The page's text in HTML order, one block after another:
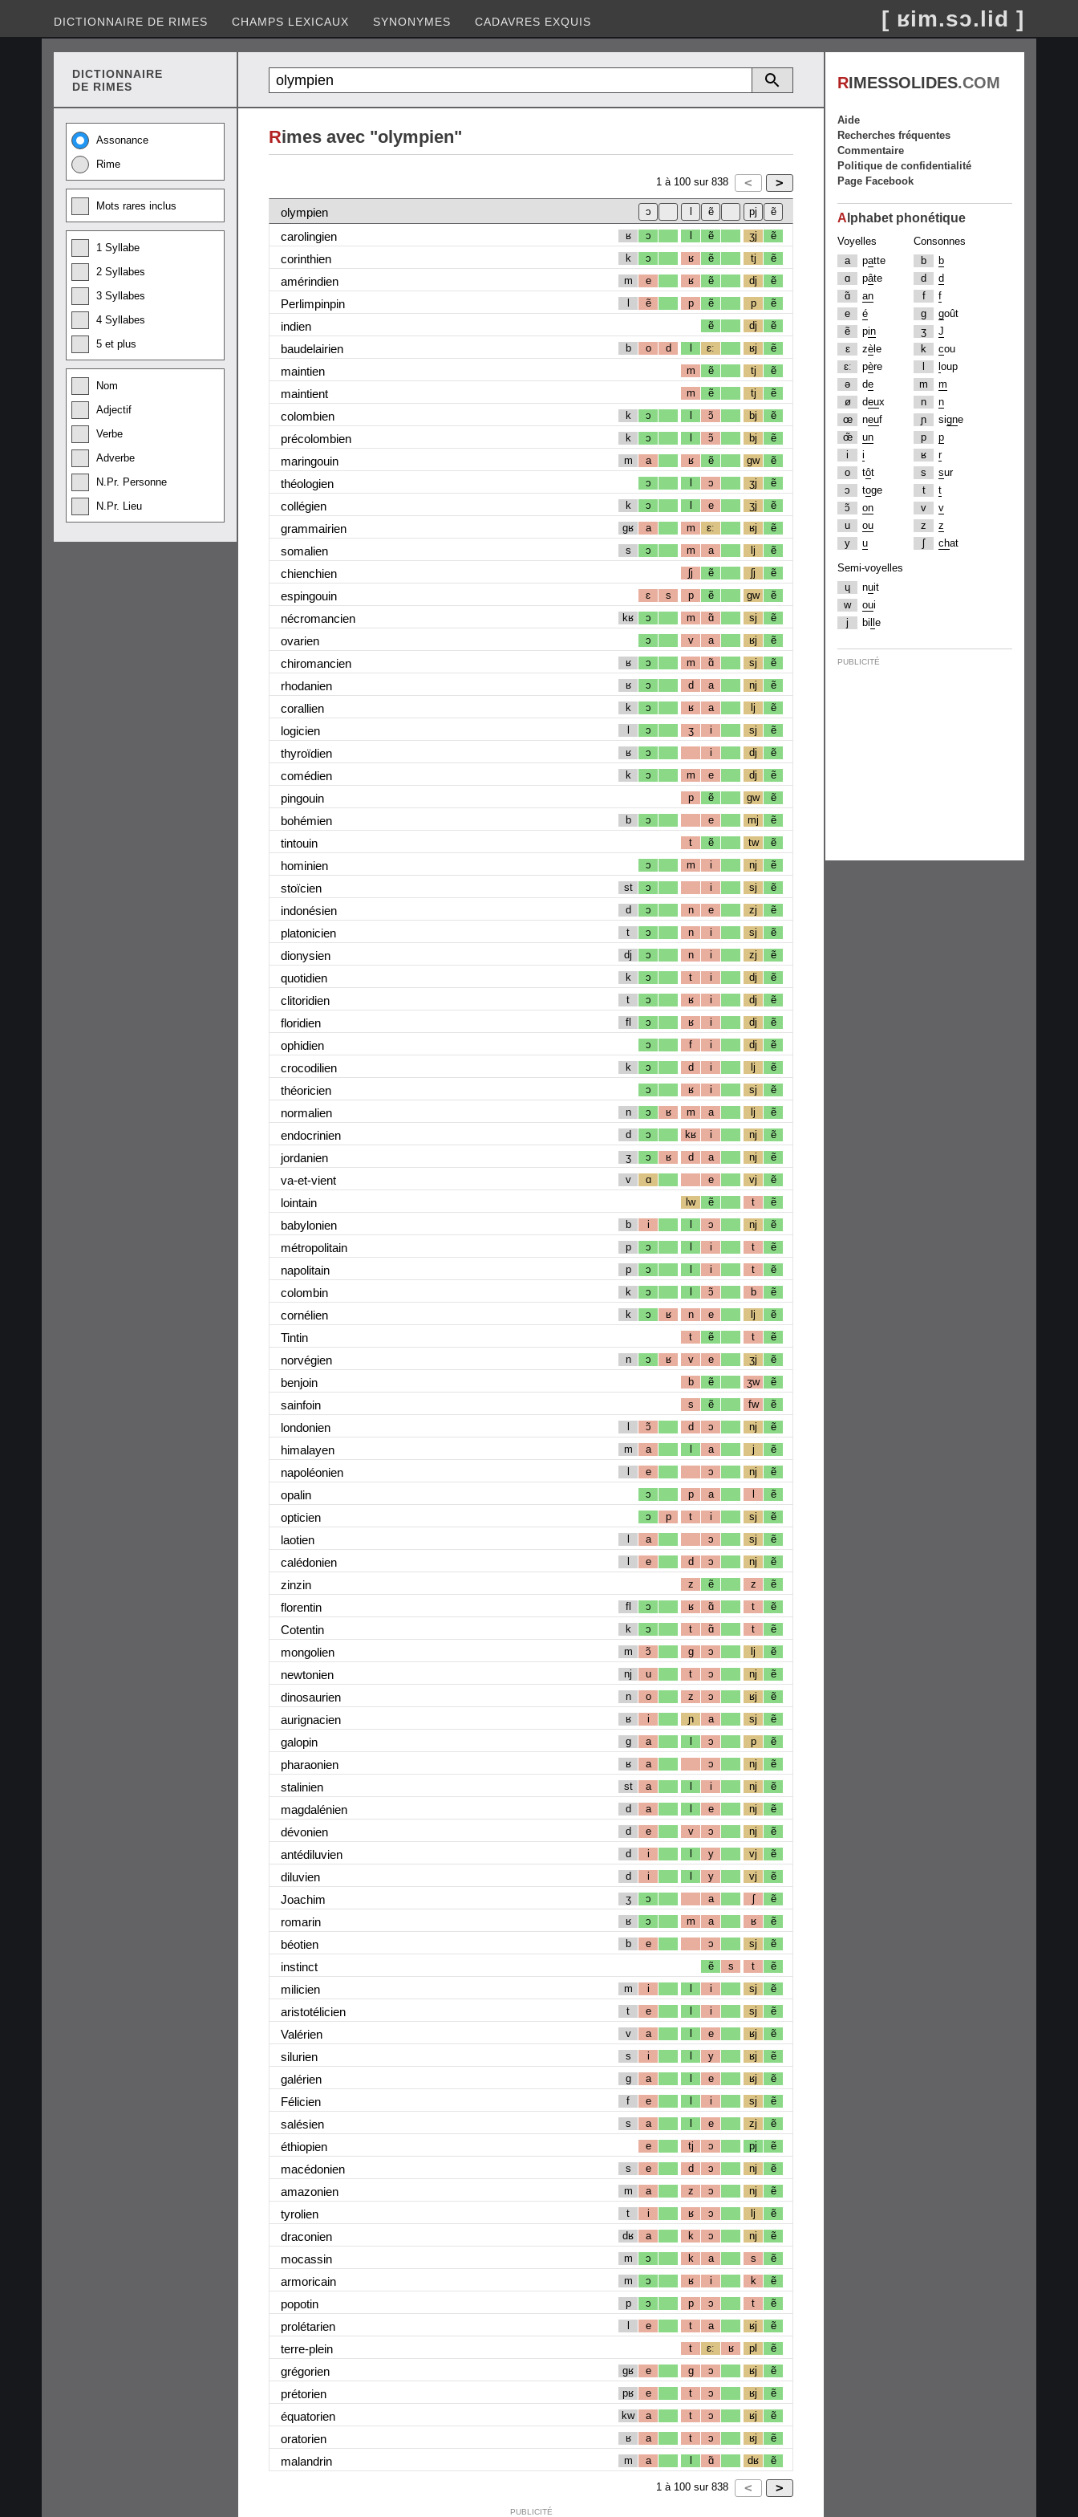
DICTIONNAIRE DE RIMES CHAMPS LEXICAUX SYNONYMES CADAVRES EXQUIS [ ʁim.sɔ.lid ]
DICTIONNAIRE
DE RIMES
Assonance
Rime
Mots rares inclus
1 Syllabe
2 Syllabes
3 Syllabes
4 Syllabes
5 et plus
Nom
Adjectif
Verbe
Adverbe
N.Pr. Personne
N.Pr. Lieu
Rimes avec "olympien"
1 à 100 sur 838
olympien
carolingien
ʁ ɔ l ẽ ʒj ẽ
corinthien k ɔ ʁ ẽ tj ẽ
amérindien m e ʁ ẽ dj ẽ
Perlimpinpin l ẽ p ẽ p ẽ
indien ẽ dj ẽ
baudelairien b o d l ɛː ʁj ẽ
maintien m ẽ tj ẽ
maintient m ẽ tj ẽ
colombien k ɔ l ɔ̃ bj ẽ
précolombien k ɔ l ɔ̃ bj ẽ
maringouin m a ʁ ẽ gw ẽ
théologien ɔ l ɔ ʒj ẽ
collégien k ɔ l e ʒj ẽ
grammairien gʁ a m ɛː ʁj ẽ
somalien s ɔ m a lj ẽ
chienchien ʃj ẽ ʃj ẽ
espingouin ɛ s p ẽ gw ẽ
nécromancien kʁ ɔ m ɑ̃ sj ẽ
ovarien ɔ v a ʁj ẽ
chiromancien ʁ ɔ m ɑ̃ sj ẽ
rhodanien ʁ ɔ d a nj ẽ
corallien k ɔ ʁ a lj ẽ
logicien l ɔ ʒ i sj ẽ
thyroïdien ʁ ɔ i dj ẽ
comédien k ɔ m e dj ẽ
pingouin p ẽ gw ẽ
bohémien b ɔ e mj ẽ
tintouin t ẽ tw ẽ
hominien ɔ m i nj ẽ
stoïcien st ɔ i sj ẽ
indonésien d ɔ n e zj ẽ
platonicien t ɔ n i sj ẽ
dionysien dj ɔ n i zj ẽ
quotidien k ɔ t i dj ẽ
clitoridien t ɔ ʁ i dj ẽ
floridien fl ɔ ʁ i dj ẽ
ophidien ɔ f i dj ẽ
crocodilien k ɔ d i lj ẽ
théoricien ɔ ʁ i sj ẽ
normalien n ɔ ʁ m a lj ẽ
endocrinien d ɔ kʁ i nj ẽ
jordanien ʒ ɔ ʁ d a nj ẽ
va-et-vient v ɑ e vj ẽ
lointain lw ẽ t ẽ
babylonien b i l ɔ nj ẽ
métropolitain p ɔ l i t ẽ
napolitain p ɔ l i t ẽ
colombin k ɔ l ɔ̃ b ẽ
cornélien k ɔ ʁ n e lj ẽ
Tintin t ẽ t ẽ
norvégien n ɔ ʁ v e ʒj ẽ
benjoin b ẽ ʒw ẽ
sainfoin s ẽ fw ẽ
londonien l ɔ̃ d ɔ nj ẽ
himalayen m a l a j ẽ
napoléonien l e ɔ nj ẽ
opalin ɔ p a l ẽ
opticien ɔ p t i sj ẽ
laotien l a ɔ sj ẽ
calédonien l e d ɔ nj ẽ
zinzin z ẽ z ẽ
florentin fl ɔ ʁ ɑ̃ t ẽ
Cotentin k ɔ t ɑ̃ t ẽ
mongolien m ɔ̃ g ɔ lj ẽ
newtonien nj u t ɔ nj ẽ
dinosaurien n o z ɔ ʁj ẽ
aurignacien ʁ i ɲ a sj ẽ
galopin g a l ɔ p ẽ
pharaonien ʁ a ɔ nj ẽ
stalinien st a l i nj ẽ
magdalénien d a l e nj ẽ
dévonien d e v ɔ nj ẽ
antédiluvien d i l y vj ẽ
diluvien d i l y vj ẽ
Joachim ʒ ɔ a ʃ ẽ
romarin ʁ ɔ m a ʁ ẽ
béotien b e ɔ sj ẽ
instinct ẽ s t ẽ
milicien m i l i sj ẽ
aristotélicien t e l i sj ẽ
Valérien v a l e ʁj ẽ
silurien s i l y ʁj ẽ
galérien g a l e ʁj ẽ
Félicien f e l i sj ẽ
salésien s a l e zj ẽ
éthiopien e tj ɔ pj ẽ
macédonien s e d ɔ nj ẽ
amazonien m a z ɔ nj ẽ
tyrolien t i ʁ ɔ lj ẽ
draconien dʁ a k ɔ nj ẽ
mocassin m ɔ k a s ẽ
armoricain m ɔ ʁ i k ẽ
popotin p ɔ p ɔ t ẽ
prolétarien l e t a ʁj ẽ
terre-plein t ɛː ʁ pl ẽ
grégorien gʁ e g ɔ ʁj ẽ
prétorien pʁ e t ɔ ʁj ẽ
équatorien kw a t ɔ ʁj ẽ
oratorien ʁ a t ɔ ʁj ẽ
malandrin m a l ɑ̃ dʁ ẽ
1 à 100 sur 838
PUBLICITÉ
RIMESSOLIDES.COM
Aide
Recherches fréquentes
Commentaire
Politique de confidentialité
Page Facebook
A lphabet phonétique
Voyelles
a
patte
ɑ
pâte
ɑ̃
an
e
é
ẽ
pin
ɛ
zè le
ɛː
père
ə
de
ø
deux
œ
neuf
œ̃
un
i
i
o
tôt
ɔ
toge
ɔ̃
on
u
ou
y
u
Consonnes
b
b
d
d
f
f
g
goût
ʒ
J
k
cou
oup
m
m
n
n
ɲ
signe
p
p
ʁ
r
s
sur
t
t
v
v
z
z
ʃ
chat
Semi-voyelles
ɥ
nuit
w
oui
j
bi e
PUBLICITÉ